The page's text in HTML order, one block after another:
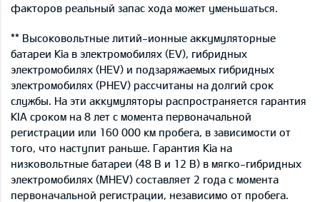
факторов реальный запас хода может уменьшаться.
** Высоковольтные литий-ионные аккумуляторные
батареи Kia в электромобилях (EV), гибридных
электромобилях (HEV) и подзаряжаемых гибридных
электромобилях (PHEV) рассчитаны на долгий срок
службы. На эти аккумуляторы распространяется гарантия
KIA сроком на 8 лет с момента первоначальной
регистрации или 160 000 км пробега, в зависимости от
того, что наступит раньше. Гарантия Kia на
низковольтные батареи (48 В и 12 В) в мягко-гибридных
электромобилях (MHEV) составляет 2 года с момента
первоначальной регистрации, независимо от пробега.